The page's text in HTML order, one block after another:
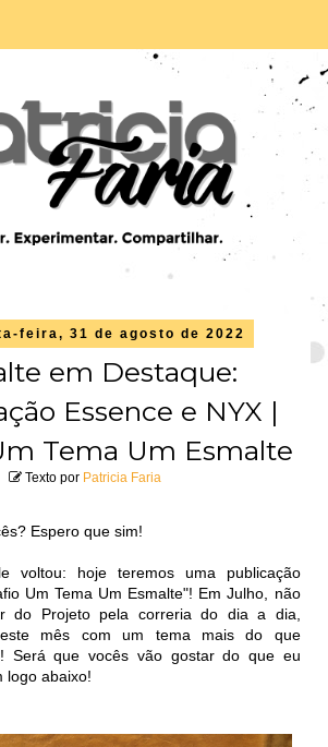
feira, 31 de agosto de 2022
em Destaque:
Essence e NYX |
Tema Um Esmalte
Texto por Patricia Faria
Espero que sim!
voltou: hoje teremos uma publicação
Um Tema Um Esmalte"! Em Julho, não
do Projeto pela correria do dia a dia,
mês com um tema mais do que
Será que vocês vão gostar do que eu
logo abaixo!